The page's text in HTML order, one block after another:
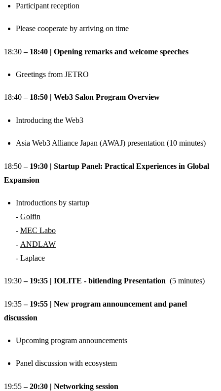
​Participant reception
​Please cooperate by arriving on time
​18:30– 18:40 | Opening remarks and welcome speeches
​Greetings from JETRO
​18:40– 18:50 | Web3 Salon Program Overview
​Introducing the Web3
​Asia Web3 Alliance Japan (AWAJ) presentation (10 minutes)
​18:50– 19:30 | Startup Panel: Practical Experiences in Global
Expansion
​Introductions by startup
- Golfin
- MEC Labo
- ANDLAW
- Laplace
​19:30– 19:35 | IOLITE - bitlending Presentation (5 minutes)
​19:35– 19:55 | New program announcement and panel
discussion
​Upcoming program announcements
​Panel discussion with ecosystem
​19:55– 20:30 | Networking session